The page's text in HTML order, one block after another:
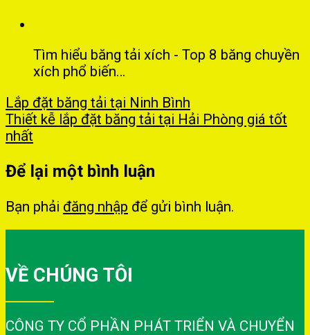
Tìm hiểu băng tải xích - Top 8 băng chuyền
xích phổ biến…
Lắp đặt băng tải tại Ninh Bình
Thiết kễ lắp đặt băng tải tại Hải Phòng giá tốt
nhất
Để lại một bình luận
Bạn phải đăng nhập để gửi bình luận.
VỀ CHÚNG TÔI
CÔNG TY CỔ PHẦN PHÁT TRIỂN VÀ CHUYỂN